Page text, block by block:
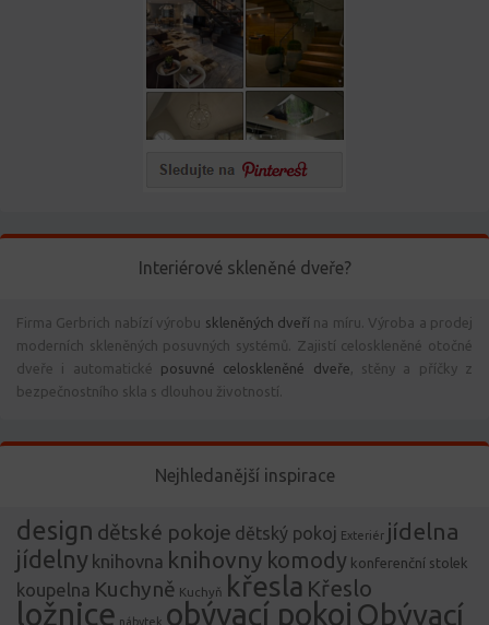
Interiérové skleněné dveře?
Firma Gerbrich nabízí výrobu skleněných dveří na míru. Výroba a prodej
moderních skleněných posuvných systémů. Zajistí celoskleněné otočné
dveře i automatické posuvné celoskleněné dveře , stěny a příčky z
bezpečnostního skla s dlouhou životností.
Nejhledanější inspirace
design dětské pokoje dětský pokoj Exteriér jídelna
jídelny knihovna knihovny komody konferenční stolek
koupelna Kuchyně Kuchyň křesla Křeslo
ložnice nábytek obývací pokoj Obývací